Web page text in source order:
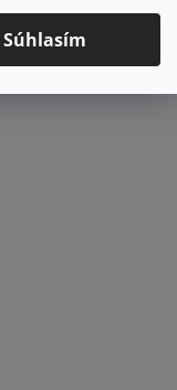
Súhlasím